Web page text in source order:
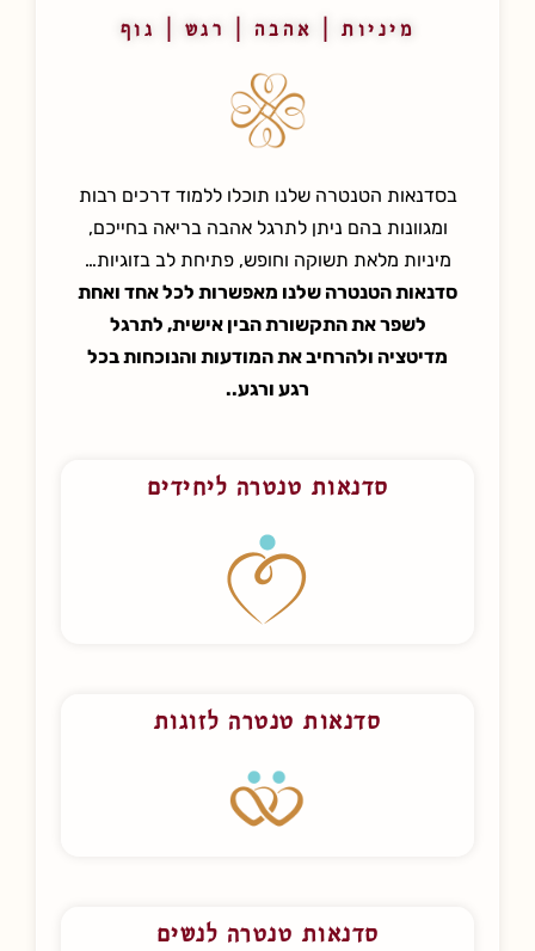
מיניות | אהבה | רגש | גוף
בסדנאות הטנטרה שלנו תוכלו ללמוד דרכים רבות
ומגוונות בהם ניתן לתרגל אהבה בריאה בחייכם,
מיניות מלאת תשוקה וחופש, פתיחת לב בזוגיות…
סדנאות הטנטרה שלנו מאפשרות לכל אחד ואחת
לשפר את התקשורת הבין אישית, לתרגל
מדיטציה ולהרחיב את המודעות והנוכחות בכל
רגע ורגע..
סדנאות טנטרה ליחידים
סדנאות טנטרה לזוגות
סדנאות טנטרה לנשים